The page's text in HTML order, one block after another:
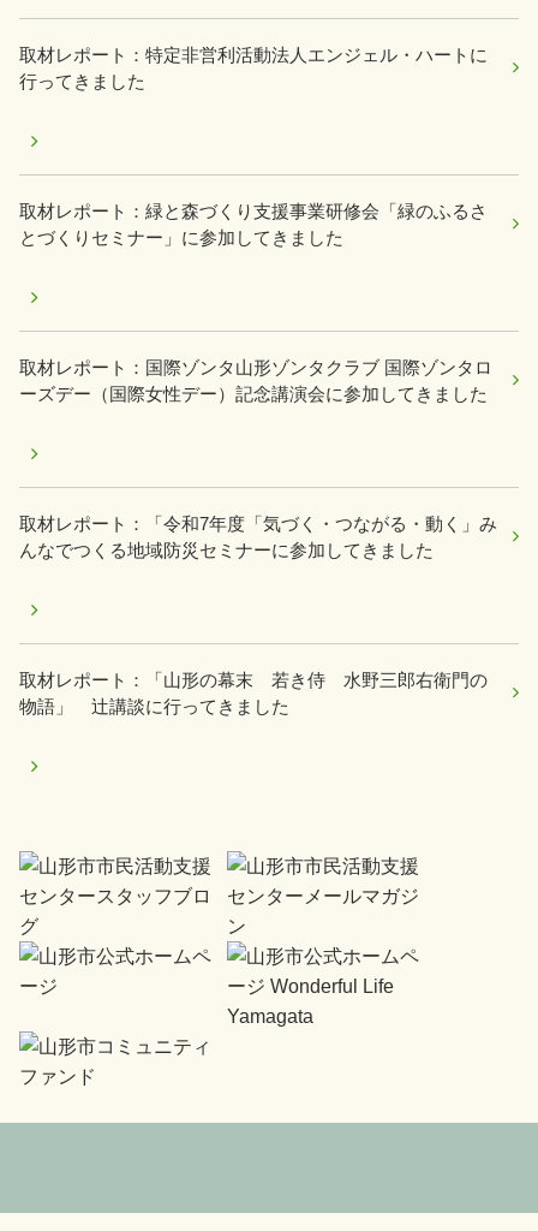
取材レポート：特定非営利活動法人エンジェル・ハートに
行ってきました
取材レポート：緑と森づくり支援事業研修会「緑のふるさ
とづくりセミナー」に参加してきました
取材レポート：国際ゾンタ山形ゾンタクラブ 国際ゾンタロ
ーズデー（国際女性デー）記念講演会に参加してきました
取材レポート：「令和7年度「気づく・つながる・動く」み
んなでつくる地域防災セミナーに参加してきました
取材レポート：「山形の幕末 若き侍 水野三郎右衛門の
物語」 辻講談に行ってきました